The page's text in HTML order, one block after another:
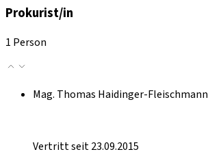
Prokurist/in
1 Person
Mag. Thomas Haidinger-Fleischmann
Vertritt seit 23.09.2015